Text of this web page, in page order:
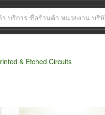
& Etched Circuits